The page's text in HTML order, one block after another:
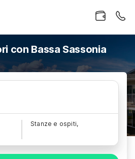
con Bassa Sassonia
Stanze e ospiti,